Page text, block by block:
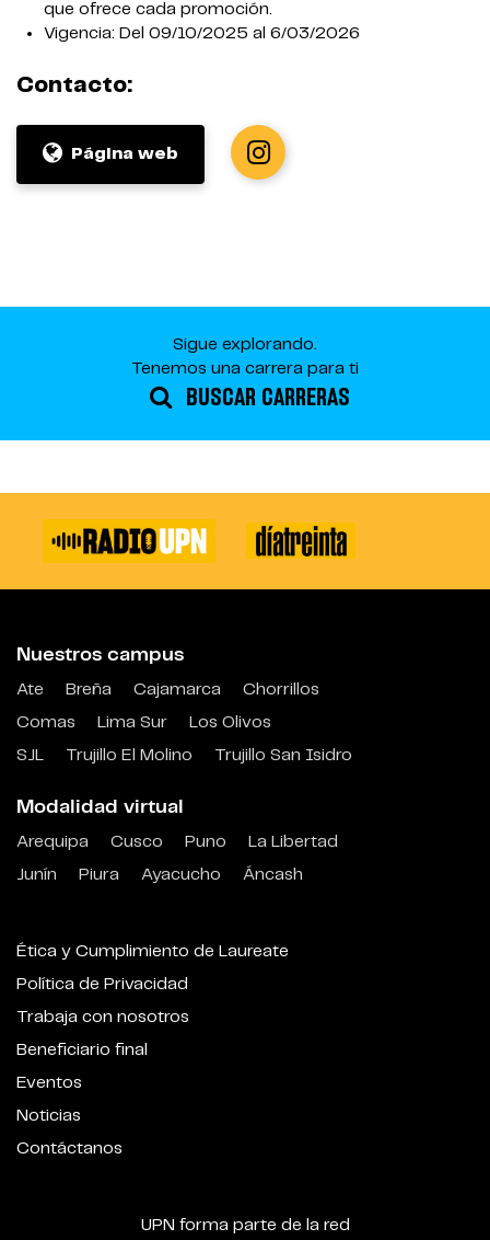
que ofrece cada promoción.
Vigencia: Del 09/10/2025 al 6/03/2026
Contacto:
Página web
Sigue explorando.
Tenemos una carrera para ti
BUSCAR CARRERAS
Nuestros campus
Ate Breña Cajamarca
Chorrillos
Comas
Lima Sur
Los Olivos
SJL
Trujillo El Molino Trujillo San Isidro
Modalidad virtual
Arequipa Cusco Puno
La Libertad
Junín
Piura Ayacucho Áncash
Ética y Cumplimiento de Laureate
Política de Privacidad
Trabaja con nosotros
Beneficiario final
Eventos
Noticias
Contáctanos
UPN forma parte de la red